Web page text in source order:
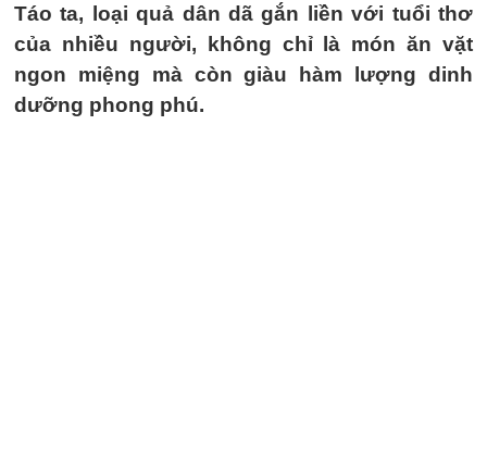
Táo ta, loại quả dân dã gắn liền với tuổi thơ
của nhiều người, không chỉ là món ăn vặt
ngon miệng mà còn giàu hàm lượng dinh
dưỡng phong phú.